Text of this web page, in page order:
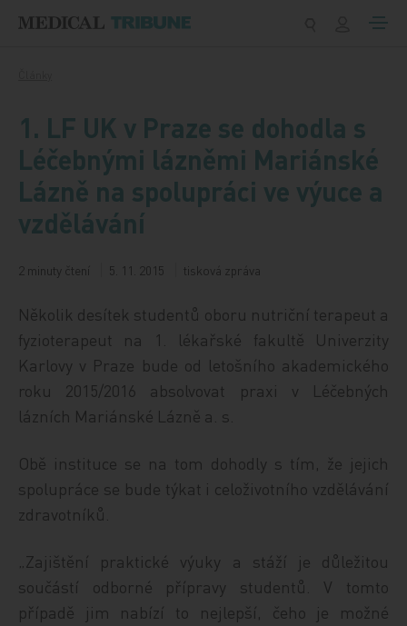
1. LF UK v Praze se dohodla s
Léčebnými lázněmi Mariánské
Lázně na spolupráci ve výuce a
vzdělávání
2 minuty čtení 5. 11. 2015 tisková zpráva
Několik desítek studentů oboru nutriční terapeut a
fyzioterapeut na 1. lékařské fakultě Univerzity
Karlovy v Praze bude od letošního akademického
roku 2015/2016 absolvovat praxi v Léčebných
lázních Mariánské Lázně a. s.
Obě instituce se na tom dohodly s tím, že jejich
spolupráce se bude týkat i celoživotního vzdělávání
zdravotníků.
„Zajištění praktické výuky a stáží je důležitou
součástí odborné přípravy studentů. V tomto
případě jim nabízí to nejlepší, čeho je možné